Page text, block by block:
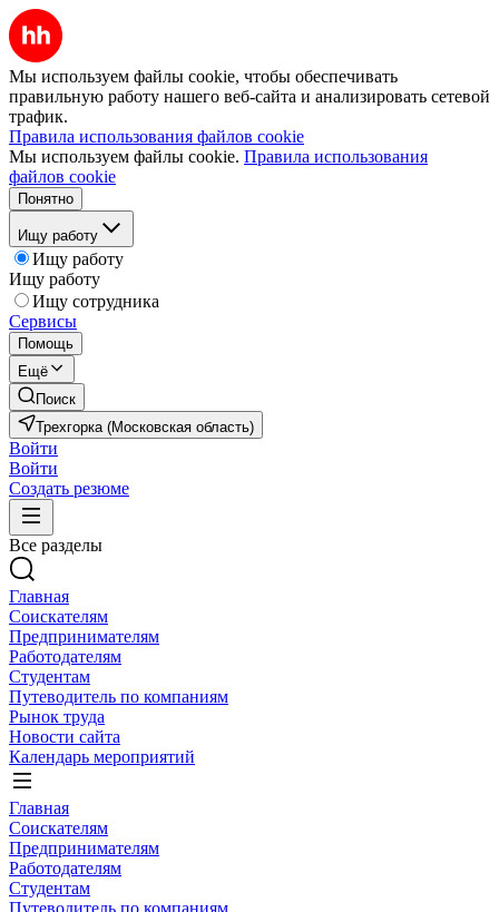
Мы используем файлы cookie, чтобы обеспечивать
правильную работу нашего веб-сайта и анализировать сетевой
трафик.
Правила использования файлов cookie
Мы используем файлы cookie. Правила использования
файлов cookie
Понятно
Ищу работу
Ищу работу
Ищу работу
Ищу сотрудника
Сервисы
Помощь
Ещё
Поиск
Трехгорка (Московская область)
Войти
Войти
Создать резюме
Все разделы
Главная
Соискателям
Предпринимателям
Работодателям
Студентам
Путеводитель по компаниям
Рынок труда
Новости сайта
Календарь мероприятий
Главная
Соискателям
Предпринимателям
Работодателям
Студентам
Путеводитель по компаниям